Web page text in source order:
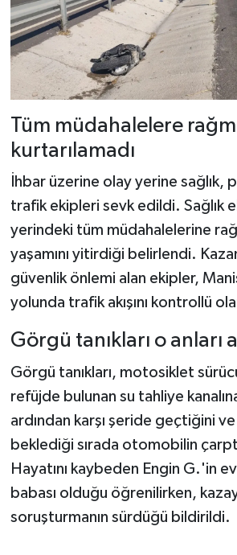
Tüm müdahalelere
kurtarılamadı
İhbar üzerine olay yerine sağlık,
trafik ekipleri sevk edildi. Sağlık
yerindeki tüm müdahalelerine
yaşamını yitirdiği belirlendi.
güvenlik önlemi alan ekipler,
yolunda trafik akışını kontrollü
Görgü tanıkları o anları
Görgü tanıkları, motosiklet
refüjde bulunan su tahliye
ardından karşı şeride geçtiğini
beklediği sırada otomobilin
Hayatını kaybeden Engin G.'in
babası olduğu öğrenilirken,
soruşturmanın sürdüğü bildirildi.